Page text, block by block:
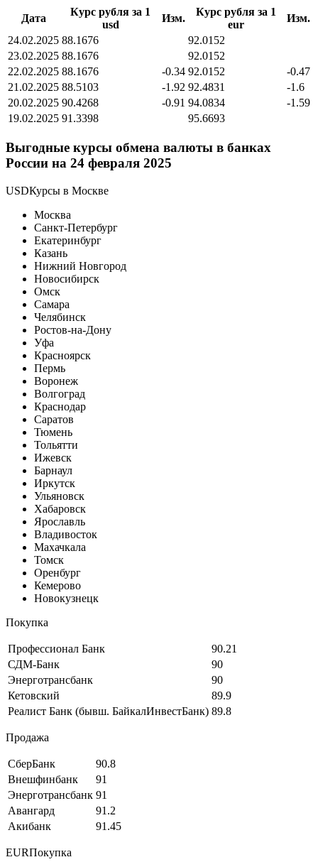
Дата
Курс рубля за 1
usd
Изм.
Курс рубля за 1
eur
Изм.
24.02.2025 88.1676
92.0152
23.02.2025 88.1676
92.0152
22.02.2025 88.1676 -0.34 92.0152
-0.47
21.02.2025 88.5103 -1.92 92.4831
-1.6
20.02.2025 90.4268 -0.91 94.0834
-1.59
19.02.2025 91.3398 95.6693
Выгодные курсы обмена валюты в банках
России на 24 февраля 2025
USDКурсы в Москве
Москва
Санкт-Петербург
Екатеринбург
Казань
Нижний Новгород
Новосибирск
Омск
Самара
Челябинск
Ростов-на-Дону
Уфа
Красноярск
Пермь
Воронеж
Волгоград
Краснодар
Саратов
Тюмень
Тольятти
Ижевск
Барнаул
Иркутск
Ульяновск
Хабаровск
Ярославль
Владивосток
Махачкала
Томск
Оренбург
Кемерово
Новокузнецк
Покупка
Профессионал Банк
90.21
СДМ-Банк
90
Энерготрансбанк
90
Кетовский
89.9
Реалист Банк (бывш. БайкалИнвестБанк) 89.8
Продажа
СберБанк
90.8
Внешфинбанк
91
Энерготрансбанк 91
Авангард
91.2
Акибанк
91.45
EURПокупка